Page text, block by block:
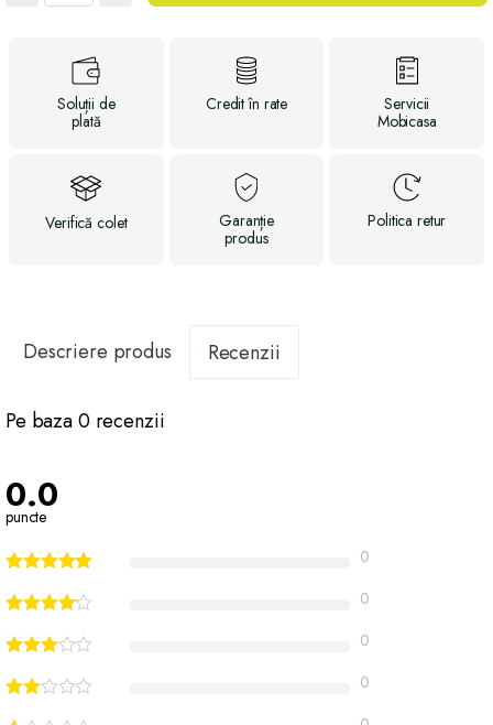
NIGHT
Soluții de
plată
Creditîn rate
Servicii
Mobicasa
Verificăcolet
Garanție
produs
Politicaretur
Descriere produs Recenzii
Pe baza 0 recenzii
0.0
puncte
0
0
0
0